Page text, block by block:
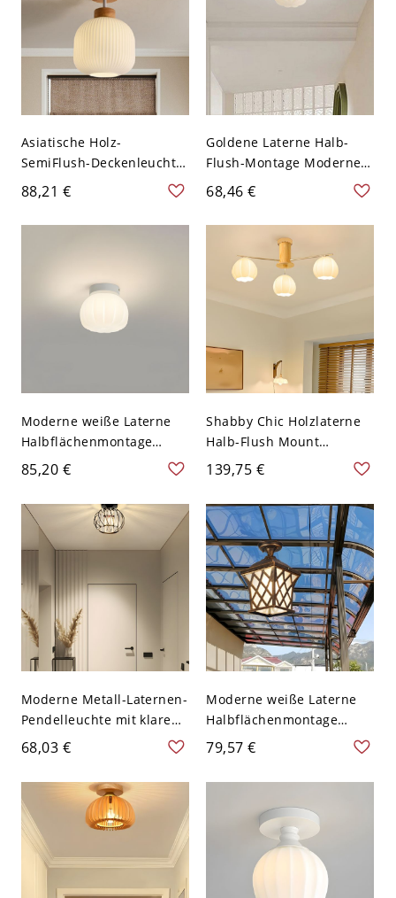
Asiatische Holz-
SemiFlush-Deckenleuchte
in Naturfarbe mit weißem
Glasschirm - 110V-120V
Latern
88,21 €
Goldene Laterne Halb-
Flush-Montage Moderne
Deckenleuchte mit
weißem Glasschirm -
110V-120V
68,46 €
Moderne weiße Laterne
Halbflächenmontage
Deckenleuchte für den
Wohnbereich - 110V-120V
16,51 cm
85,20 €
Shabby Chic Holzlaterne
Halb-Flush Mount
Deckenleuchte mit
weißem Glasschirm -
110V-120V 3
139,75 €
Moderne Metall-Laternen-
Pendelleuchte mit klarem
Glasschirm - 110V-120V
Schwarz
68,03 €
Moderne weiße Laterne
Halbflächenmontage
Deckenleuchte mit
mattiertem Glasschirm -
110V-120V Bronze 17,78
79,57 €